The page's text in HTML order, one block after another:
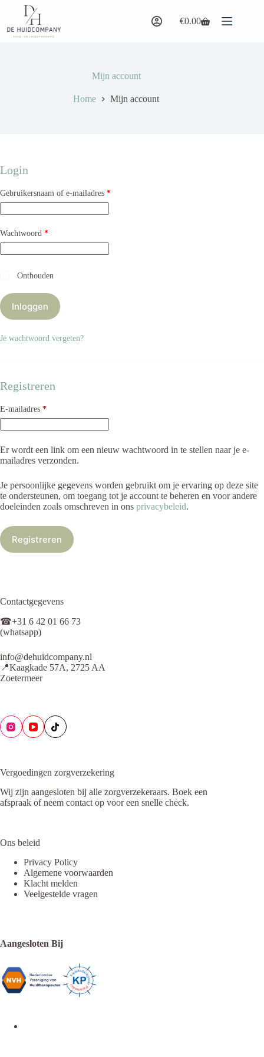
de
inhoud
Winkelwagen
€0.00
Mijn account
Home Mijn account
Login
Gebruikersnaam of e-mailadres *Vereist
Wachtwoord *Vereist
Onthouden
Inloggen
Je wachtwoord vergeten?
Registreren
E-mailadres *Vereist
Er wordt een link om een nieuw wachtwoord in te stellen naar je e-
mailadres verzonden.
Je persoonlijke gegevens worden gebruikt om je ervaring op deze site
te ondersteunen, om toegang tot je account te beheren en voor andere
doeleinden zoals omschreven in ons privacybeleid.
Registreren
Contactgegevens
☎+31 6 42 01 66 73
(whatsapp)
info@dehuidcompany.nl
📍Kaagkade 57A, 2725 AA
Zoetermeer
Vergoedingen zorgverzekering
Wij zijn aangesloten bij alle zorgverzekeraars. Boek een
afspraak of neem contact op voor een snelle check.
Ons beleid
Privacy Policy
Algemene voorwaarden
Klacht melden
Veelgestelde vragen
Aangesloten Bij